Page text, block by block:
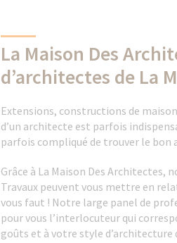
La Maison Des
d’architectes de La
Extensions, constructions de
d’un architecte est parfois
parfois compliqué de trouver le
Grâce à La Maison Des Architectes,
Travaux peuvent vous mettre en
vous faut ! Notre large panel de
pour vous l’interlocuteur qui
goûts et à votre style d’architecture